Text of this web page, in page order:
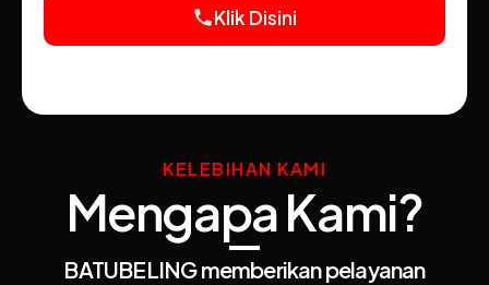
phoneKlik Disini
KELEBIHAN KAMI
Mengapa Kami?
BATUBELING memberikan pelayanan